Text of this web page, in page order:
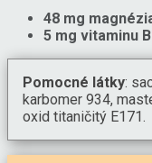
48 mg
5 mg vitaminu
Pomocné látky:
karbomer 934,
oxid titaničitý E171.